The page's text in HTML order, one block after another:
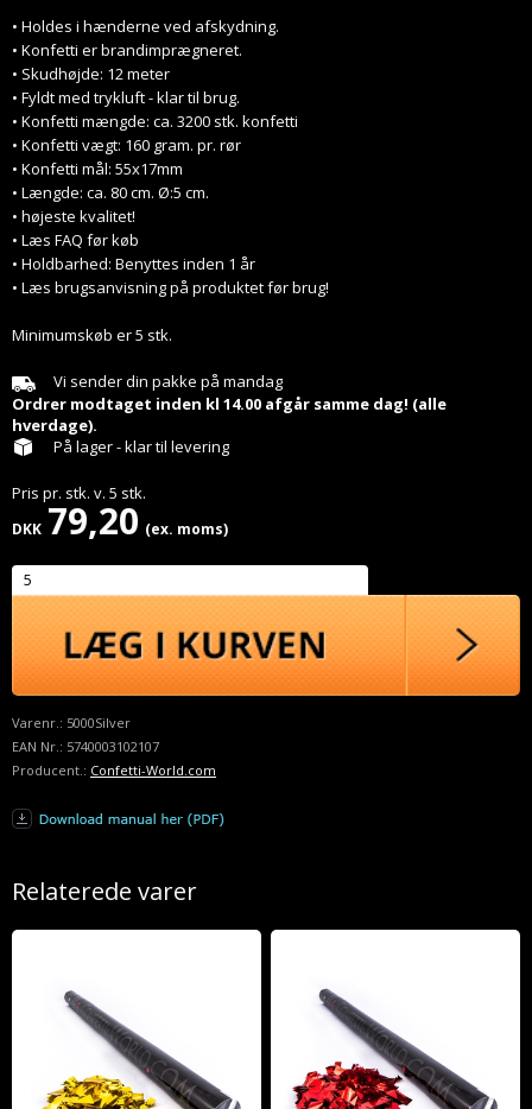
• Holdes i hænderne ved afskydning.
• Konfetti er brandimprægneret.
• Skudhøjde: 12 meter
• Fyldt med trykluft - klar til brug.
• Konfetti mængde: ca. 3200 stk. konfetti
• Konfetti vægt: 160 gram. pr. rør
• Konfetti mål: 55x17mm
• Længde: ca. 80 cm. Ø:5 cm.
• højeste kvalitet!
• Læs FAQ før køb
• Holdbarhed: Benyttes inden 1 år
• Læs brugsanvisning på produktet før brug!
Minimumskøb er 5 stk.
Vi sender din pakke på mandag
Ordrer modtaget inden kl 14.00 afgår samme dag! (alle
hverdage).
På lager - klar til levering
Pris pr. stk. v. 5 stk.
DKK 79,20 (ex. moms)
Varenr.: 5000Silver
EAN Nr.: 5740003102107
Producent.: Confetti-World.com
Relaterede varer